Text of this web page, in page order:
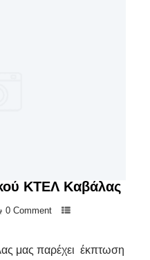
ΚΤΕΛ Καβάλας
0 Comment
μας παρέχει έκπτωση